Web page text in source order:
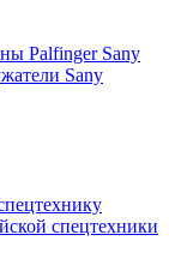
Palfinger Sany
Sany
спецтехники